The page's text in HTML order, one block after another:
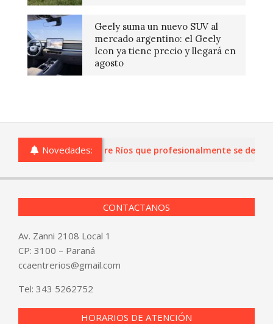
Geely suma un nuevo SUV al
mercado argentino: el Geely
Icon ya tiene precio y llegará en
agosto
Novedades:
o comercios de Entre Ríos que profesionalmente se
CONTACTANOS
Av. Zanni 2108 Local 1
CP: 3100 – Paraná
ccaentrerios@gmail.com
Tel: 343 5262752
HORARIOS DE ATENCIÓN